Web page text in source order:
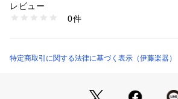
・マウスピースブラシ　S
・スライドグリス
・ブラスソープ　濃縮タイプ
商品番号：
4957812697750 （ショップ）
レビュー
0件
特定商取引に関する法律に基づく表示（伊藤楽器）